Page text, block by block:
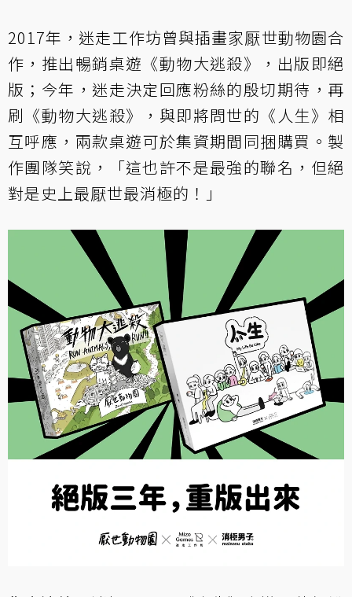
2017年，迷走工作坊曾與插畫家厭世動物園合
作，推出暢銷桌遊《動物大逃殺》，出版即絕
版；今年，迷走決定回應粉絲的殷切期待，再
刷《動物大逃殺》，與即將問世的《人生》相
互呼應，兩款桌遊可於集資期間同捆購買。製
作團隊笑說，「這也許不是最強的聯名，但絕
對是史上最厭世最消極的！」